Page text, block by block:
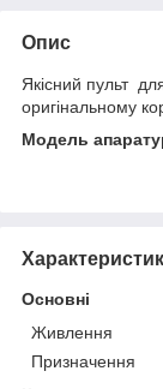
Опис
Якісний пульт
оригінальному
Модель
Основні
Живлення
Призначення